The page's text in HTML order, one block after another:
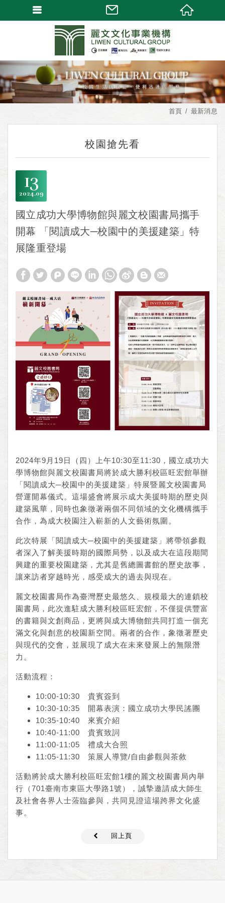
首頁 最新消息
校園搶先看
13
09
2024
國立成功大學博物館與麗文校園書局攜手
開幕 「閱讀成大─校園中的美援建築」特
展隆重登場
2024年9月19日（四）上午10:30至11:30，國立成功大
學博物館與麗文校園書局將於成大勝利校區旺宏館舉辦
「閱讀成大─校園中的美援建築」特展暨麗文校園書局
營運開幕儀式。這場盛會將展示成大美援時期的歷史與
建築風華，同時也象徵著兩個不同領域的文化機構攜手
合作，為成大校園注入嶄新的人文藝術氛圍。
此次特展「閱讀成大─校園中的美援建築」將帶領參觀
者深入了解美援時期的國際局勢，以及成大在這段期間
興建的重要校園建築，尤其是舊總圖書館的歷史故事，
讓來訪者穿越時光，感受成大的過去與現在。
麗文校園書局作為臺灣歷史最悠久、規模最大的連鎖校
園書局，此次進駐成大勝利校區旺宏館，不僅提供豐富
的書籍與文創商品，更將與成大博物館共同打造一個充
滿文化與創意的校園新空間。兩者的合作，象徵著歷史
與現代的交會，並展現了成大在未來發展上的無限潛
力。
活動流程：
10:00-10:30 貴賓簽到
10:30-10:35 開幕表演：國立成功大學民謠團
10:35-10:40 來賓介紹
10:40-11:00 貴賓致詞
11:00-11:05 禮成大合照
11:05-11:30 策展人導覽/自由參觀與茶敘
活動將於成大勝利校區旺宏館1樓的麗文校園書局內舉
行（701臺南市東區大學路1號），誠摯邀請成大師生
及社會各界人士蒞臨參與，共同見證這場跨界文化盛
事。
回上頁